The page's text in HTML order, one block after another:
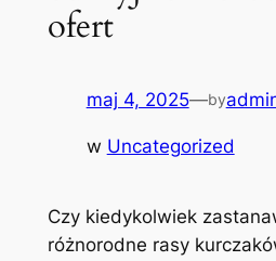
ofert
maj 4, 2025—by
w Uncategorized
Czy kiedykolwiek
różnorodne rasy